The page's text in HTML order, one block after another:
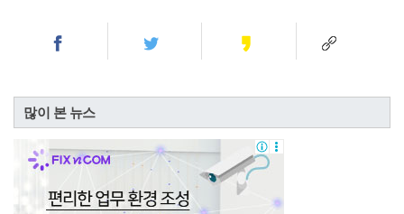
많이 본 뉴스